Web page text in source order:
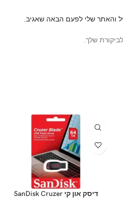
והאתר שלי לפעם הבאה שאגיב.
שלך.
דיסק און קי SanDisk Cruzer